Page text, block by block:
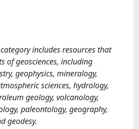
includes resources that
of geosciences, including
geophysics, mineralogy,
sciences, hydrology,
geology, volcanology,
paleontology, geography,
geodesy.